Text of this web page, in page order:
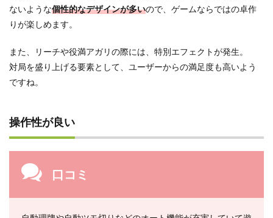
ないような個性的なデザインが多いので、ゲームならではの卓作
りが楽しめます。
また、リーチや役満アガリの際には、特別エフェクトが発生。
対局を盛り上げる要素として、ユーザーからの満足度も高いよう
ですね。
操作性が良い
口コミ